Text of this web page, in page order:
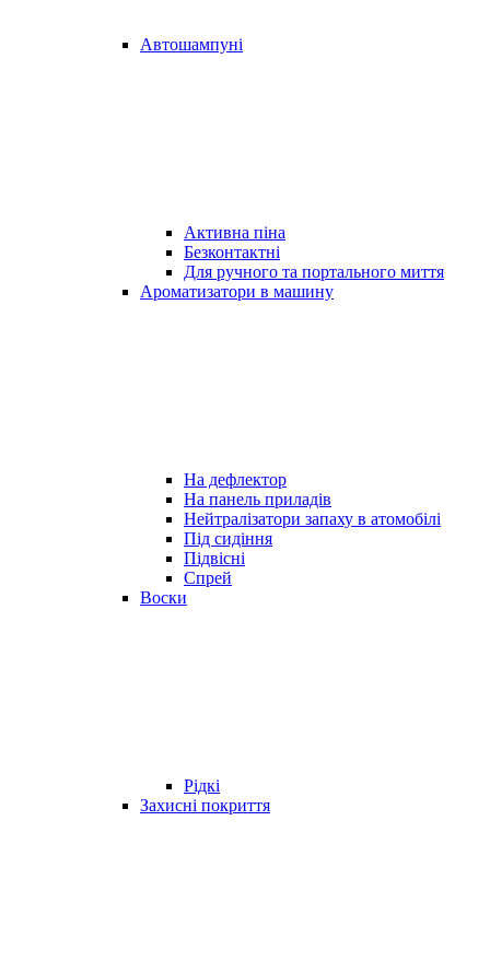
Автошампуні
Активна піна
Безконтактні
Для ручного та портального миття
Ароматизатори в машину
На дефлектор
На панель приладів
Нейтралізатори запаху в атомобілі
Під сидіння
Підвісні
Спрей
Воски
Рідкі
Захисні покриття